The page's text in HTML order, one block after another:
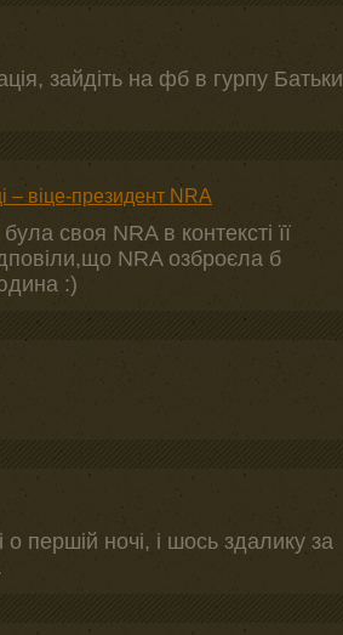
зайдіть на фб в гурпу Батьки
віце-президент NRA
своя NRA в контексті її
NRA озброєла б
:)
першій ночі, і шось здалику за